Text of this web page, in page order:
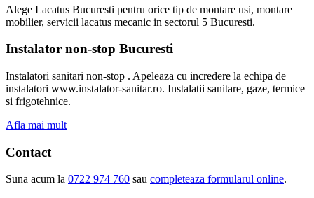
Alege Lacatus Bucuresti pentru orice tip de montare usi, montare
mobilier, servicii lacatus mecanic in sectorul 5 Bucuresti.
Instalator non-stop Bucuresti
Instalatori sanitari non-stop . Apeleaza cu incredere la echipa de
instalatori www.instalator-sanitar.ro. Instalatii sanitare, gaze, termice
si frigotehnice.
Afla mai mult
Contact
Suna acum la 0722 974 760 sau completeaza formularul online.